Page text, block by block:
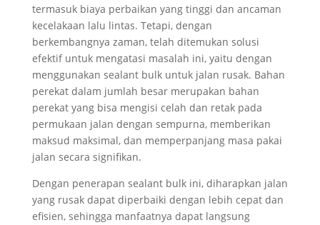
termasuk biaya perbaikan yang tinggi dan ancaman
kecelakaan lalu lintas. Tetapi, dengan
berkembangnya zaman, telah ditemukan solusi
efektif untuk mengatasi masalah ini, yaitu dengan
menggunakan sealant bulk untuk jalan rusak. Bahan
perekat dalam jumlah besar merupakan bahan
perekat yang bisa mengisi celah dan retak pada
permukaan jalan dengan sempurna, memberikan
maksud maksimal, dan memperpanjang masa pakai
jalan secara signifikan.
Dengan penerapan sealant bulk ini, diharapkan jalan
yang rusak dapat diperbaiki dengan lebih cepat dan
efisien, sehingga manfaatnya dapat langsung